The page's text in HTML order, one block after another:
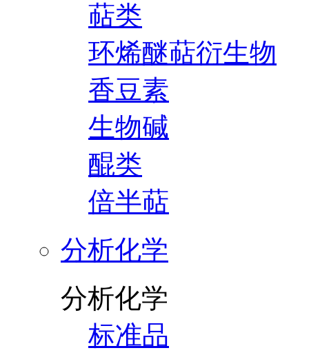
萜类
环烯醚萜衍生物
香豆素
生物碱
醌类
倍半萜
分析化学
分析化学
标准品